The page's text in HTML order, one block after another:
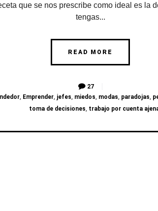
que se nos prescribe como ideal es la
tengas...
READ MORE
27
, Emprender, jefes, miedos, modas, paradojas,
toma de decisiones, trabajo por cuenta